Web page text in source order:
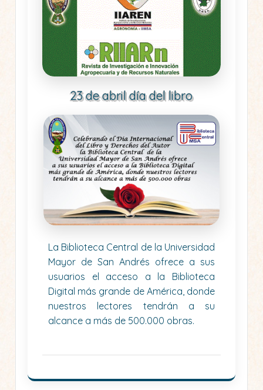
23 de abril día del libro
La Biblioteca Central de la Universidad
Mayor de San Andrés ofrece a sus
usuarios el acceso a la Biblioteca
Digital más grande de América, donde
nuestros lectores tendrán a su
alcance a más de 500.000 obras.